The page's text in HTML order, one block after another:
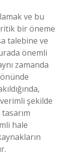
ve bu
bir öneme
talebine ve
önemli
zamanda
verimli şekilde
hale